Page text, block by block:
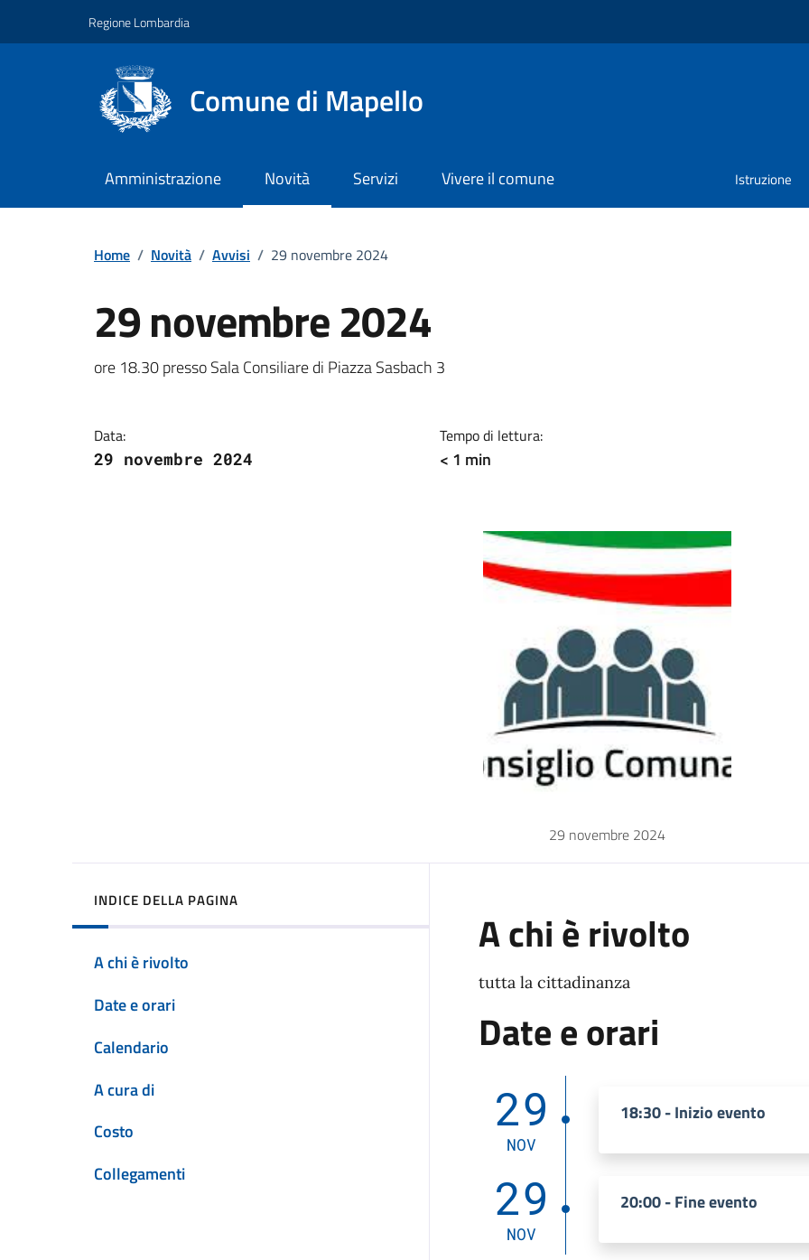
Regione Lombardia
Comune di Mapello
Amministrazione Novità Servizi Vivere il comune Istruzione
Home / Novità / Avvisi / 29 novembre 2024
29 novembre 2024
Dettagli della notizia
ore 18.30 presso Sala Consiliare di Piazza Sasbach 3
Data:
29 novembre 2024
Tempo di lettura:
< 1 min
29 novembre 2024
INDICE DELLA PAGINA
A chi è rivolto
Date e orari
Calendario
A cura di
Costo
Collegamenti
A chi è rivolto
tutta la cittadinanza
Date e orari
29
NOV
18:30 - Inizio evento
29
NOV
20:00 - Fine evento